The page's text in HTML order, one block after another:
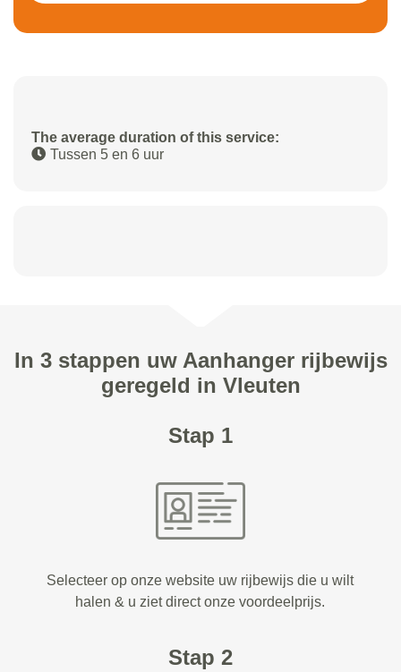
The average duration of this service:
Tussen 5 en 6 uur
In 3 stappen uw Aanhanger rijbewijs
geregeld in Vleuten
Stap 1
Selecteer op onze website uw rijbewijs die u wilt
halen & u ziet direct onze voordeelprijs.
Stap 2